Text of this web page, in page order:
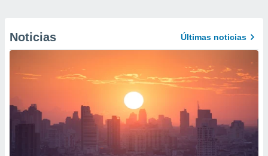
Noticias Últimas noticias